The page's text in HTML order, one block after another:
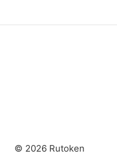
© 2026 Rutoken